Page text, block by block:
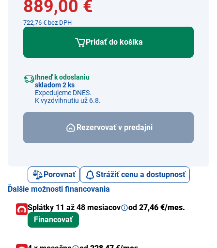
889,00 €
722,76 € bez DPH
Pridať do košíka
Ihneď k odoslaniu
skladom 2 ks
Expedujeme DNES.
K vyzdvihnutiu už 6.8.
Rezervovať v predajni
Porovnať
Strážiť cenu a dostupnosť
Ďalšie možnosti financovania
Splátky 11 až 48 mesiacov
od 27,46 €/mes.
Financovať